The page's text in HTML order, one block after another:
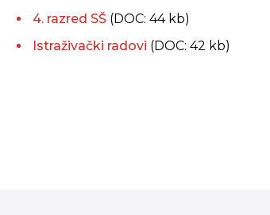
4. razred SŠ (DOC: 44 kb)
Istraživački radovi (DOC: 42 kb)